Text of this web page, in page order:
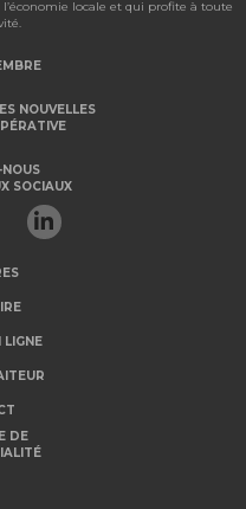
locale et qui profite à toute
NOUVELLES
SOCIAUX
LIGNE
DE